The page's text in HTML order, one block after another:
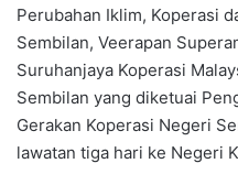
Perubahan Iklim, Koperasi
Sembilan, Veerapan
Suruhanjaya Koperasi
Sembilan yang diketuai
Gerakan Koperasi Negeri
lawatan tiga hari ke Negeri